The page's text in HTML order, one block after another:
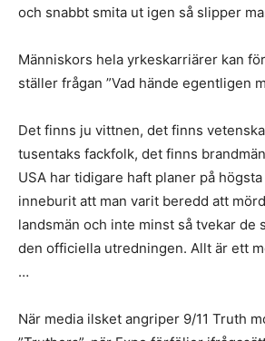
och snabbt smita ut igen så slipper
Människors hela yrkeskarriärer kan
ställer frågan ”Vad hände egentligen
Det finns ju vittnen, det finns
tusentaks fackfolk, det finns
USA har tidigare haft planer på
inneburit att man varit beredd att
landsmän och inte minst så tvekar de
den officiella utredningen. Allt är ett
…
När media ilsket angriper 9/11 Truth